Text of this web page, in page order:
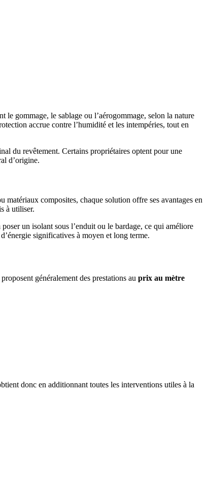
le gommage, le sablage ou l’aérogommage, selon la nature
accrue contre l’humidité et les intempéries, tout en
du revêtement. Certains propriétaires optent pour une
d’origine.
composites, chaque solution offre ses avantages en
à utiliser.
un isolant sous l’enduit ou le bardage, ce qui améliore
significatives à moyen et long terme.
généralement des prestations au prix au mètre
donc en additionnant toutes les interventions utiles à la